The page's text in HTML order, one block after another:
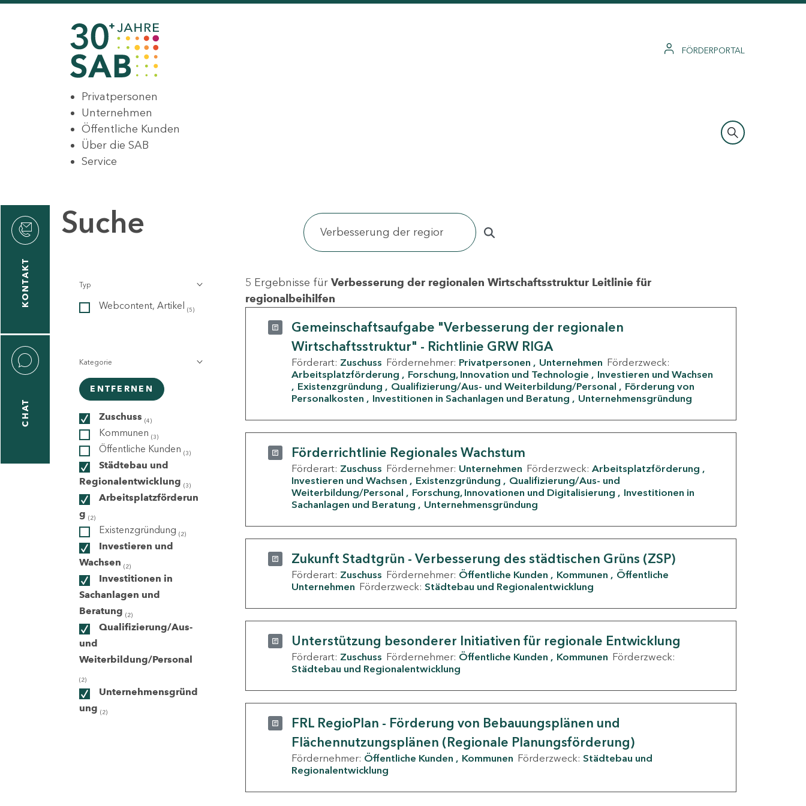
FÖRDERPORTAL
Privatpersonen
Unternehmen
Öffentliche Kunden
Über die SAB
Service
KONTAKT
CHAT
Suche
Typ
Webcontent, Artikel (5)
Kategorie
ENTFERNEN
Zuschuss (4)
Kommunen (3)
Öffentliche Kunden (3)
Städtebau und
Regionalentwicklung (3)
Arbeitsplatzförderun
g (2)
Existenzgründung (2)
Investieren und
Wachsen (2)
Investitionen in
Sachanlagen und
Beratung (2)
Qualifizierung/Aus-
und
Weiterbildung/Personal
(2)
Unternehmensgründ
ung (2)
5 Ergebnisse für Verbesserung der regionalen Wirtschaftsstruktur Leitlinie für
regionalbeihilfen
Gemeinschaftsaufgabe "Verbesserung der regionalen
Wirtschaftsstruktur" - Richtlinie GRW RIGA
Förderart: Zuschuss Fördernehmer: Privatpersonen Unternehmen Förderzweck:
Arbeitsplatzförderung
Forschung, Innovation und Technologie
Investieren und Wachsen
Existenzgründung
Qualifizierung/Aus- und Weiterbildung/Personal
Förderung von
Personalkosten
Investitionen in Sachanlagen und Beratung Unternehmensgründung
Förderrichtlinie Regionales Wachstum
Förderart: Zuschuss Fördernehmer: Unternehmen Förderzweck: Arbeitsplatzförderung
Investieren und Wachsen
Existenzgründung
Qualifizierung/Aus- und
Weiterbildung/Personal
Forschung, Innovationen und Digitalisierung
Investitionen in
Sachanlagen und Beratung
Unternehmensgründung
Zukunft Stadtgrün - Verbesserung des städtischen Grüns (ZSP)
Förderart: Zuschuss Fördernehmer: Öffentliche Kunden Kommunen
Öffentliche
Unternehmen Förderzweck: Städtebau und Regionalentwicklung
Unterstützung besonderer Initiativen für regionale Entwicklung
Förderart: Zuschuss Fördernehmer: Öffentliche Kunden Kommunen Förderzweck:
Städtebau und Regionalentwicklung
FRL RegioPlan - Förderung von Bebauungsplänen und
Flächennutzungsplänen (Regionale Planungsförderung)
Fördernehmer: Öffentliche Kunden Kommunen Förderzweck: Städtebau und
Regionalentwicklung